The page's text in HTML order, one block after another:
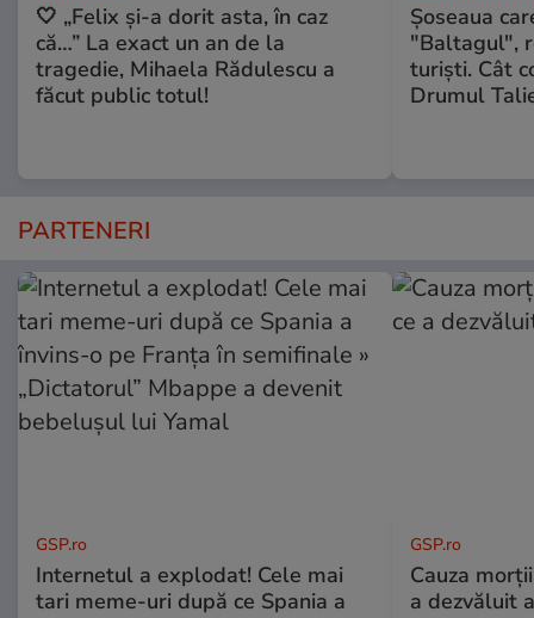
🤍 „Felix și-a dorit asta, în caz
că…” La exact un an de la
tragedie, Mihaela Rădulescu a
făcut public totul!
Șoseaua
"Baltagul",
turiști. Cât
Drumul
PARTENERI
GSP.ro
Internetul a explodat! Cele mai
tari meme-uri după ce Spania a
GSP.ro
Cauza
a dezvăluit